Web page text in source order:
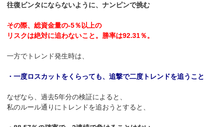
往復ビンタにならないように、ナンピンで挑む
その際、総資金量の-5％以上の
リスクは絶対に追わないこと。勝率は92.31％。
一方でトレンド発生時は、
・一度ロスカットをくらっても、追撃で二度トレンドを追うこと
なぜなら、過去5年分の検証によると、
私のルール通りにトレンドを追おうとすると、